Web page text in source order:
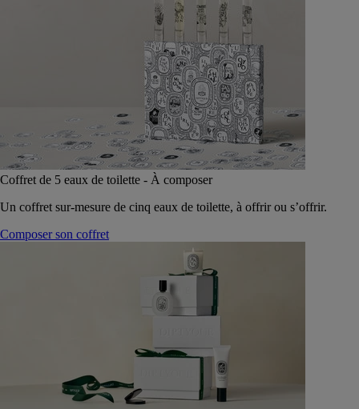
Coffret de 5 eaux de toilette - À composer
Un coffret sur-mesure de cinq eaux de toilette, à offrir ou s’offrir.
Composer son coffret